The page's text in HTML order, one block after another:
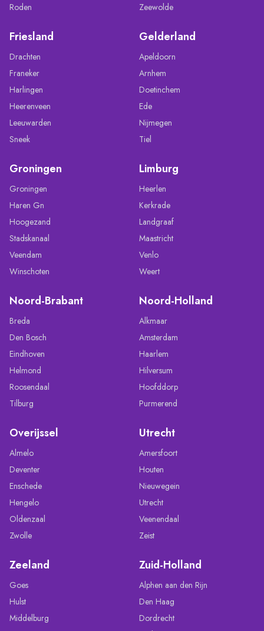
Roden
Zeewolde
Friesland
Drachten
Franeker
Harlingen
Heerenveen
Leeuwarden
Sneek
Gelderland
Apeldoorn
Arnhem
Doetinchem
Ede
Nijmegen
Tiel
Groningen
Groningen
Haren Gn
Hoogezand
Stadskanaal
Veendam
Winschoten
Limburg
Heerlen
Kerkrade
Landgraaf
Maastricht
Venlo
Weert
Noord-Brabant
Breda
Den Bosch
Eindhoven
Helmond
Roosendaal
Tilburg
Noord-Holland
Alkmaar
Amsterdam
Haarlem
Hilversum
Hoofddorp
Purmerend
Overijssel
Almelo
Deventer
Enschede
Hengelo
Oldenzaal
Zwolle
Utrecht
Amersfoort
Houten
Nieuwegein
Utrecht
Veenendaal
Zeist
Zeeland
Goes
Hulst
Middelburg
Zuid-Holland
Alphen aan den Rijn
Den Haag
Dordrecht